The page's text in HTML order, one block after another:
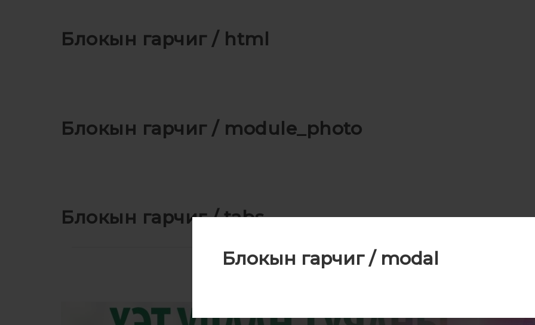
Блокын гарчиг / modal
Блокын гарчиг / html
Блокын гарчиг / module_photo
Блокын гарчиг / tabs